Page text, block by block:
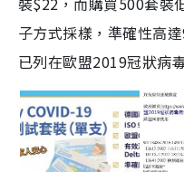
子方式採樣，準確性高
已列在歐盟2019冠狀病